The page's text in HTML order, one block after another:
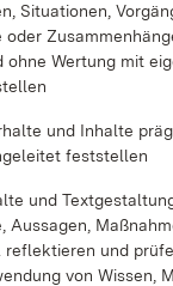
Si­tua­tio­nen,
oder
oh­ne Wer­tung mit
und In­hal­te
fest­stel­len
und
Aus­sa­gen,
re­flek­tie­ren und
von Wis­sen,